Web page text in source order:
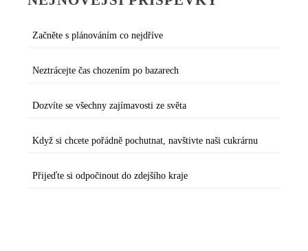
Začněte s plánováním co nejdříve
Neztrácejte čas chozením po bazarech
Dozvíte se všechny zajímavosti ze světa
Když si chcete pořádně pochutnat, navštivte naši cukrárnu
Přijeďte si odpočinout do zdejšího kraje